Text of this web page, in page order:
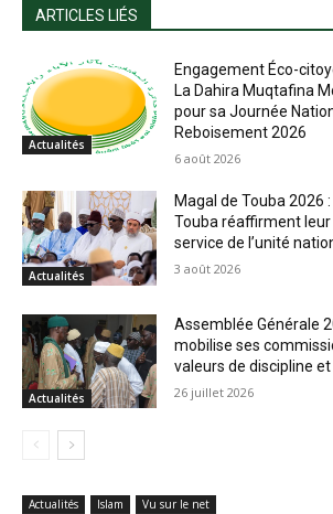
ARTICLES LIÉS
Actualités
Engagement Éco-
La Dahira Muqtafina
pour sa Journée
Reboisement 2026
6 août 2026
Actualités
Magal de Touba 2026
Touba réaffirment
service de l’unité
3 août 2026
Actualités
Assemblée Générale
mobilise ses
valeurs de discipline
26 juillet 2026
Actualités Islam Vu sur le net